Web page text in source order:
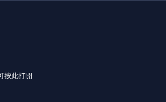
按此打開